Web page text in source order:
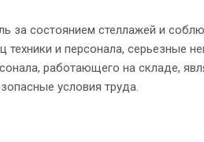
состоянием стеллажей и
и персонала, серьезные
работающего на складе,
условия труда.